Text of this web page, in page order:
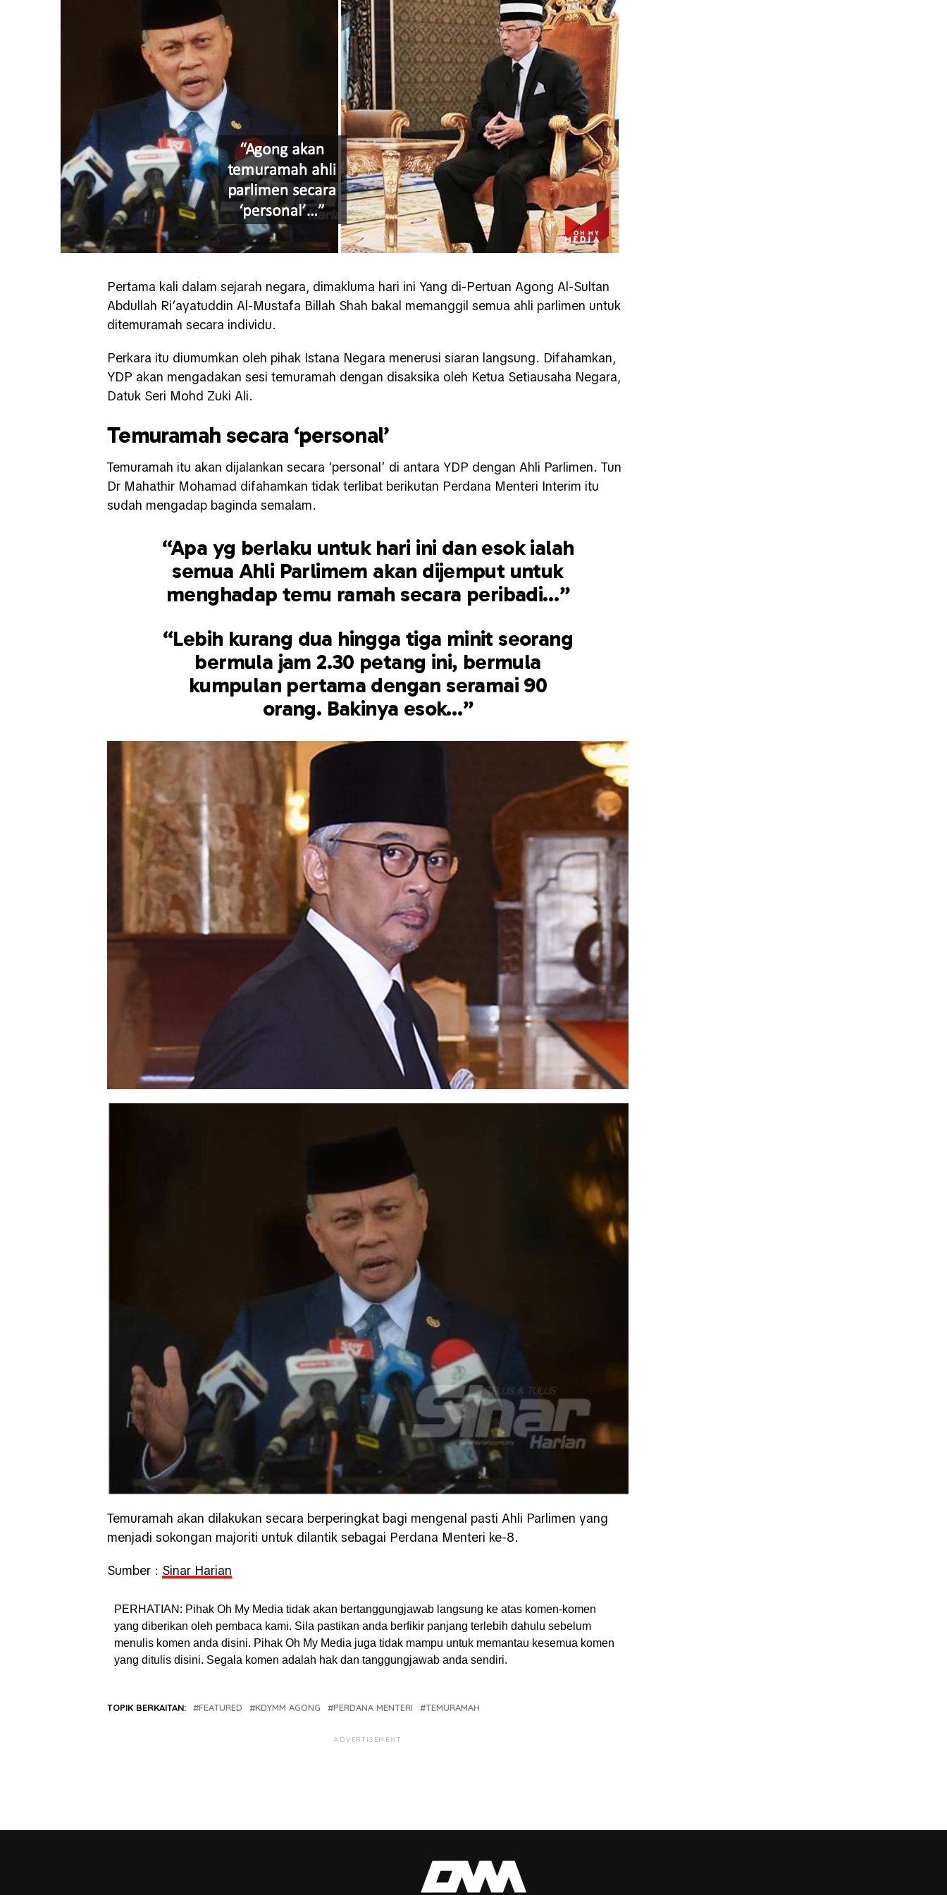
Pertama kali dalam sejarah negara, dimakluma hari ini Yang di-Pertuan Agong Al-Sultan
Abdullah Ri’ayatuddin Al-Mustafa Billah Shah bakal memanggil semua ahli parlimen untuk
ditemuramah secara individu.
Perkara itu diumumkan oleh pihak Istana Negara menerusi siaran langsung. Difahamkan,
YDP akan mengadakan sesi temuramah dengan disaksika oleh Ketua Setiausaha Negara,
Datuk Seri Mohd Zuki Ali.
Temuramah secara ‘personal’
Temuramah itu akan dijalankan secara ‘personal’ di antara YDP dengan Ahli Parlimen. Tun
Dr Mahathir Mohamad difahamkan tidak terlibat berikutan Perdana Menteri Interim itu
sudah mengadap baginda semalam.
“Apa yg berlaku untuk hari ini dan esok ialah
semua Ahli Parlimem akan dijemput untuk
menghadap temu ramah secara peribadi…”
“Lebih kurang dua hingga tiga minit seorang
bermula jam 2.30 petang ini, bermula
kumpulan pertama dengan seramai 90
orang. Bakinya esok…”
Temuramah akan dilakukan secara berperingkat bagi mengenal pasti Ahli Parlimen yang
menjadi sokongan majoriti untuk dilantik sebagai Perdana Menteri ke-8.
Sumber : Sinar Harian
PERHATIAN: Pihak Oh My Media tidak akan bertanggungjawab langsung ke atas komen-komen
yang diberikan oleh pembaca kami. Sila pastikan anda berfikir panjang terlebih dahulu sebelum
menulis komen anda disini. Pihak Oh My Media juga tidak mampu untuk memantau kesemua komen
yang ditulis disini. Segala komen adalah hak dan tanggungjawab anda sendiri.
TOPIK BERKAITAN: FEATURED KDYMM AGONG PERDANA MENTERI TEMURAMAH
ADVERTISEMENT